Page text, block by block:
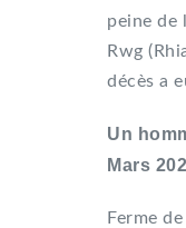
peine de
Rwg
décès a
Un
Mars
Ferme